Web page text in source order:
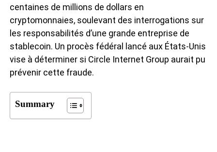
centaines de millions de dollars en
cryptomonnaies, soulevant des interrogations sur
les responsabilités d’une grande entreprise de
stablecoin. Un procès fédéral lancé aux États-Unis
vise à déterminer si Circle Internet Group aurait pu
prévenir cette fraude.
Summary